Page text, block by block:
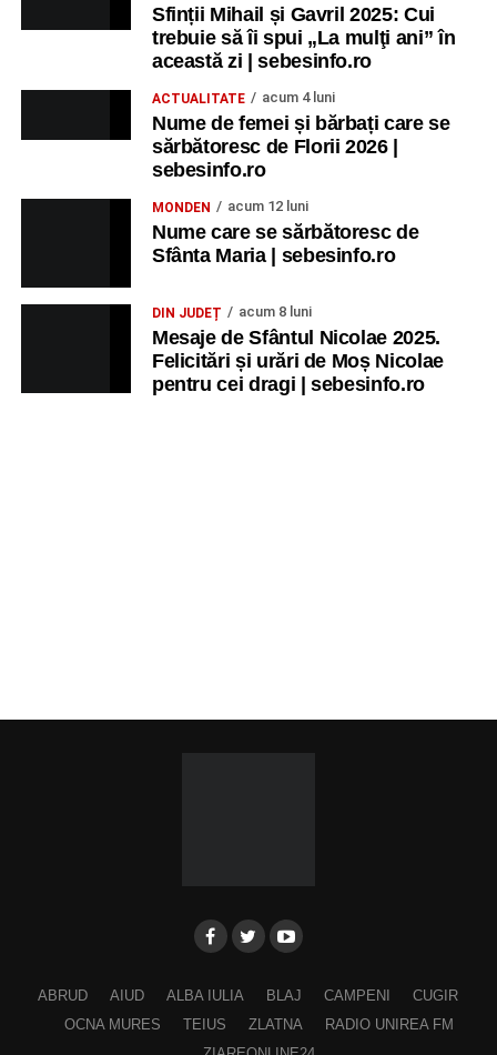
Sfinții Mihail și Gavril 2025: Cui
trebuie să îi spui „La mulţi ani” în
această zi | sebesinfo.ro
ACTUALITATE acum 4 luni
Nume de femei și bărbați care se
sărbătoresc de Florii 2026 |
sebesinfo.ro
MONDEN acum 12 luni
Nume care se sărbătoresc de
Sfânta Maria | sebesinfo.ro
DIN JUDEȚ acum 8 luni
Mesaje de Sfântul Nicolae 2025.
Felicitări și urări de Moș Nicolae
pentru cei dragi | sebesinfo.ro
ABRUD AIUD ALBA IULIA BLAJ CAMPENI
CUGIR
OCNA MURES
TEIUS ZLATNA
RADIO UNIREA FM